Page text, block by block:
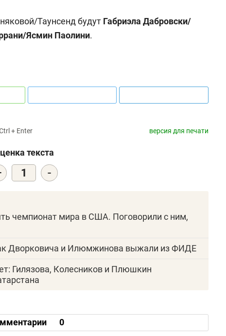
Таунсенд будут Габриэла Дабровски/
Ясмин Паолини.
+ Enter версия для печати
текста
1 -
чемпионат мира в США. Поговорили с ним,
Дворковича и Илюмжинова выжали из ФИДЕ
Гилязова, Колесников и Плюшкин
0